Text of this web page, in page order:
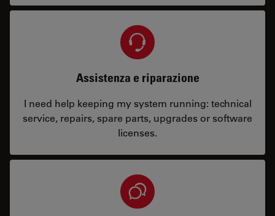
Assistenza e riparazione
I need help keeping my system running: technical
service, repairs, spare parts, upgrades or software
licenses.